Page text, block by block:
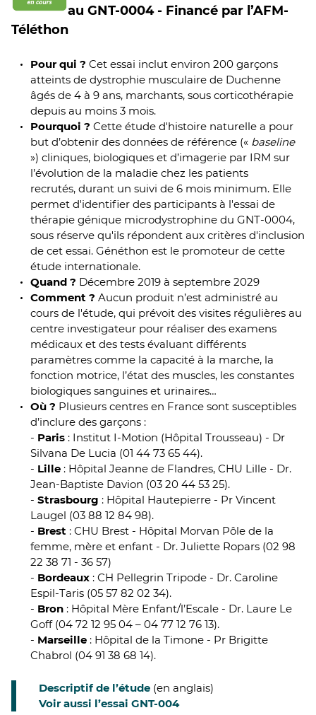
au GNT-0004 - Financé par l’AFM-
Téléthon
Pour qui ? Cet essai inclut environ 200 garçons
atteints de dystrophie musculaire de Duchenne
âgés de 4 à 9 ans, marchants, sous corticothérapie
depuis au moins 3 mois.
Pourquoi ? Cette étude d'histoire naturelle a pour
but d’obtenir des données de référence (« baseline
») cliniques, biologiques et d’imagerie par IRM sur
l’évolution de la maladie chez les patients
recrutés, durant un suivi de 6 mois minimum. Elle
permet d'identifier des participants à l'essai de
thérapie génique microdystrophine du GNT-0004,
sous réserve qu'ils répondent aux critères d'inclusion
de cet essai. Généthon est le promoteur de cette
étude internationale.
Quand ? Décembre 2019 à septembre 2029
Comment ? Aucun produit n’est administré au
cours de l'étude, qui prévoit des visites régulières au
centre investigateur pour réaliser des examens
médicaux et des tests évaluant différents
paramètres comme la capacité à la marche, la
fonction motrice, l’état des muscles, les constantes
biologiques sanguines et urinaires…
Où ? Plusieurs centres en France sont susceptibles
d’inclure des garçons :
- Paris : Institut I-Motion (Hôpital Trousseau) - Dr
Silvana De Lucia (01 44 73 65 44).
- Lille : Hôpital Jeanne de Flandres, CHU Lille - Dr.
Jean-Baptiste Davion (03 20 44 53 25).
- Strasbourg : Hôpital Hautepierre - Pr Vincent
Laugel (03 88 12 84 98).
- Brest : CHU Brest - Hôpital Morvan Pôle de la
femme, mère et enfant - Dr. Juliette Ropars (02 98
22 38 71 - 36 57)
- Bordeaux : CH Pellegrin Tripode - Dr. Caroline
Espil-Taris (05 57 82 02 34).
- Bron : Hôpital Mère Enfant/l’Escale - Dr. Laure Le
Goff (04 72 12 95 04 – 04 77 12 76 13).
- Marseille : Hôpital de la Timone - Pr Brigitte
Chabrol (04 91 38 68 14).
Descriptif de l’étude (en anglais)
Voir aussi l’essai GNT-004